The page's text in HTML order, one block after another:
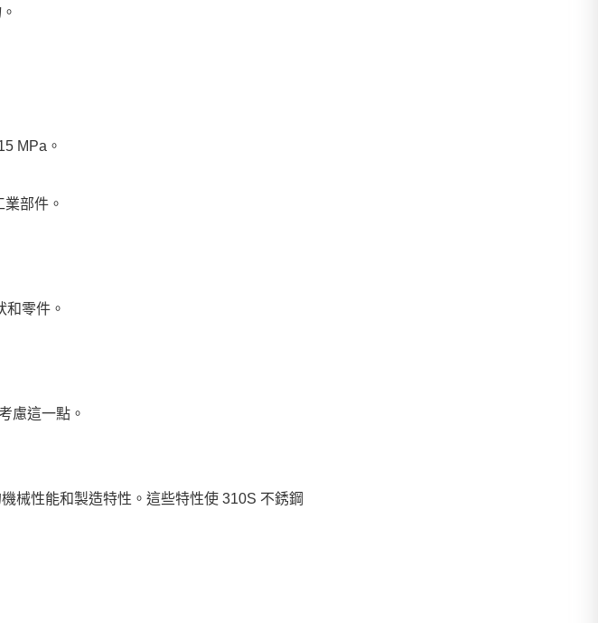
MPa。
部件。
零件。
慮這一點。
械性能和製造特性。這些特性使 310S 不銹鋼